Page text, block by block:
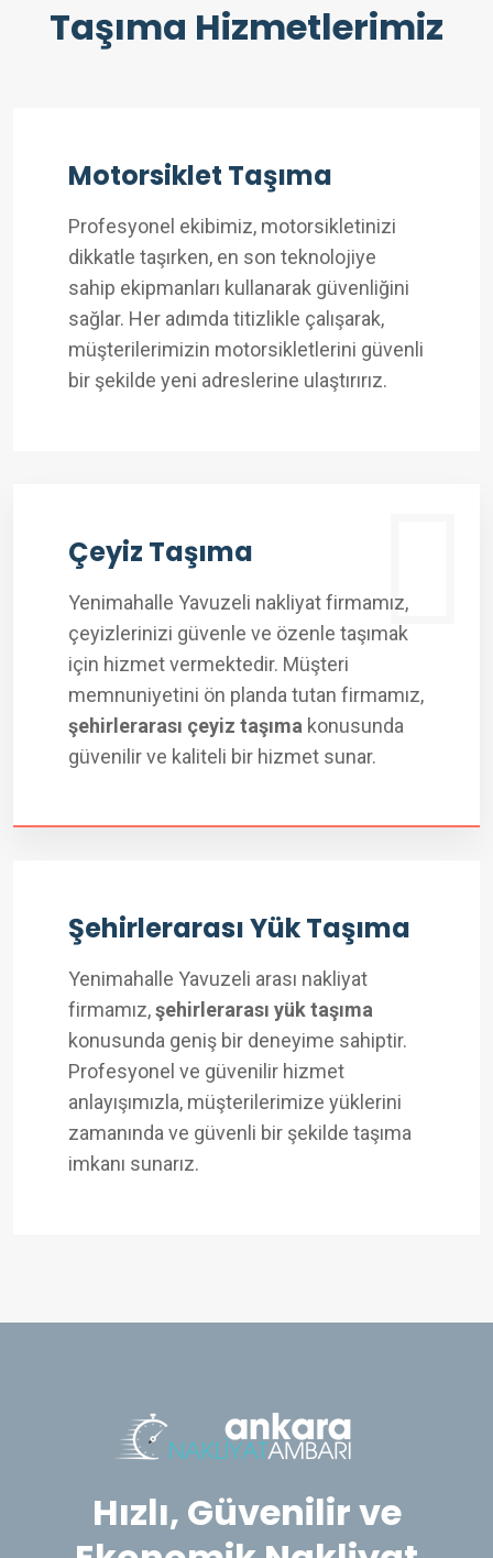
Taşıma Hizmetlerimiz
Motorsiklet Taşıma
Profesyonel ekibimiz, motorsikletinizi
dikkatle taşırken, en son teknolojiye
sahip ekipmanları kullanarak güvenliğini
sağlar. Her adımda titizlikle çalışarak,
müşterilerimizin motorsikletlerini güvenli
bir şekilde yeni adreslerine ulaştırırız.
Çeyiz Taşıma
Yenimahalle Yavuzeli nakliyat firmamız,
çeyizlerinizi güvenle ve özenle taşımak
için hizmet vermektedir. Müşteri
memnuniyetini ön planda tutan firmamız,
şehirlerarası çeyiz taşıma konusunda
güvenilir ve kaliteli bir hizmet sunar.
Şehirlerarası Yük Taşıma
Yenimahalle Yavuzeli arası nakliyat
firmamız,şehirlerarası yük taşıma
konusunda geniş bir deneyime sahiptir.
Profesyonel ve güvenilir hizmet
anlayışımızla, müşterilerimize yüklerini
zamanında ve güvenli bir şekilde taşıma
imkanı sunarız.
Hızlı, Güvenilir ve